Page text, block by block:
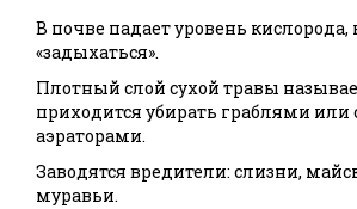
В почве падает уровень
«задыхаться».
Плотный слой сухой травы
приходится убирать граблями
аэраторами.
Заводятся вредители: слизни,
муравьи.